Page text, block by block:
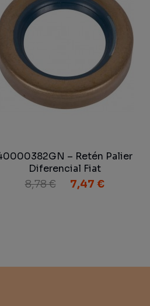
– Retén Palier
Diferencial Fiat
8,78 € 7,47 €